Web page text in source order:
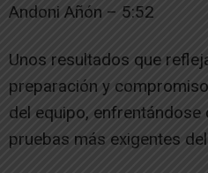
Andoni Añón – 5:52
Unos resultados que
preparación y
del equipo, enfrentándose
pruebas más exigentes